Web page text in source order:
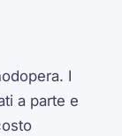
I
a parte e